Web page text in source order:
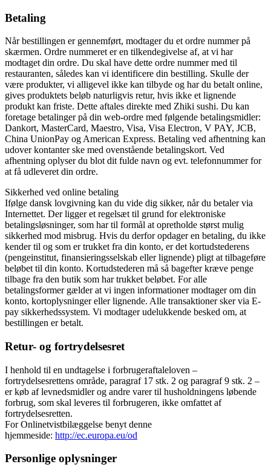
Betaling
Når bestillingen er gennemført, modtager du et ordre nummer på
skærmen. Ordre nummeret er en tilkendegivelse af, at vi har
modtaget din ordre. Du skal have dette ordre nummer med til
restauranten, således kan vi identificere din bestilling. Skulle der
være produkter, vi alligevel ikke kan tilbyde og har du betalt online,
gives produktets beløb naturligvis retur, hvis ikke et lignende
produkt kan friste. Dette aftales direkte med Zhiki sushi. Du kan
foretage betalinger på din web-ordre med følgende betalingsmidler:
Dankort, MasterCard, Maestro, Visa, Visa Electron, V PAY, JCB,
China UnionPay og American Express. Betaling ved afhentning kan
udover kontanter ske med ovenstående betalingskort. Ved
afhentning oplyser du blot dit fulde navn og evt. telefonnummer for
at få udleveret din ordre.
Sikkerhed ved online betaling
Ifølge dansk lovgivning kan du vide dig sikker, når du betaler via
Internettet. Der ligger et regelsæt til grund for elektroniske
betalingsløsninger, som har til formål at opretholde størst mulig
sikkerhed mod misbrug. Hvis du derfor opdager en betaling, du ikke
kender til og som er trukket fra din konto, er det kortudstederens
(pengeinstitut, finansieringsselskab eller lignende) pligt at tilbageføre
beløbet til din konto. Kortudstederen må så bagefter kræve penge
tilbage fra den butik som har trukket beløbet. For alle
betalingsformer gælder at vi ingen informationer modtager om din
konto, kortoplysninger eller lignende. Alle transaktioner sker via E-
pay sikkerhedssystem. Vi modtager udelukkende besked om, at
bestillingen er betalt.
Retur- og fortrydelsesret
I henhold til en undtagelse i forbrugeraftaleloven –
fortrydelsesrettens område, paragraf 17 stk. 2 og paragraf 9 stk. 2 –
er køb af levnedsmidler og andre varer til husholdningens løbende
forbrug, som skal leveres til forbrugeren, ikke omfattet af
fortrydelsesretten.
For Onlinetvistbilæggelse benyt denne
hjemmeside: http://ec.europa.eu/od
Personlige oplysninger